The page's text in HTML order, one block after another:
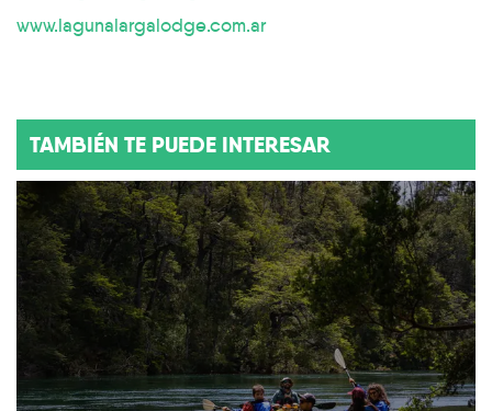
www.lagunalargalodge.com.ar
TAMBIÉN TE PUEDE INTERESAR